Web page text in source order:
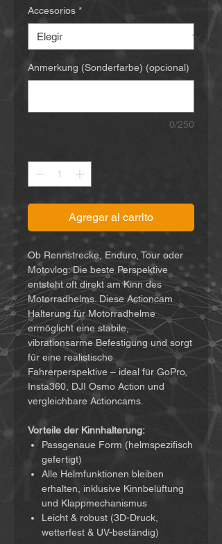
Accesorios *
Anmerkung (Sonderfarbe) (opcional)
0/250
Agregar al carrito
Ob Rennstrecke, Enduro, Tour oder
Motovlog: Die beste Perspektive
entsteht oft direkt am Kinn des
Motorradhelms. Diese Actioncam
Halterung für Motorradhelme
ermöglicht eine stabile,
vibrationsarme Befestigung und sorgt
für eine realistische
Fahrerperspektive – ideal für GoPro,
Insta360, DJI Osmo Action und
vergleichbare Actioncams.
Vorteile der Kinnhalterung:
Passgenaue Form (helmspezifisch
gefertigt)
Alle Helmfunktionen bleiben
erhalten, inklusive Kinnbelüftung
und Klappmechanismus
Leicht & robust (3D-Druck,
wetterfest & UV-beständig)